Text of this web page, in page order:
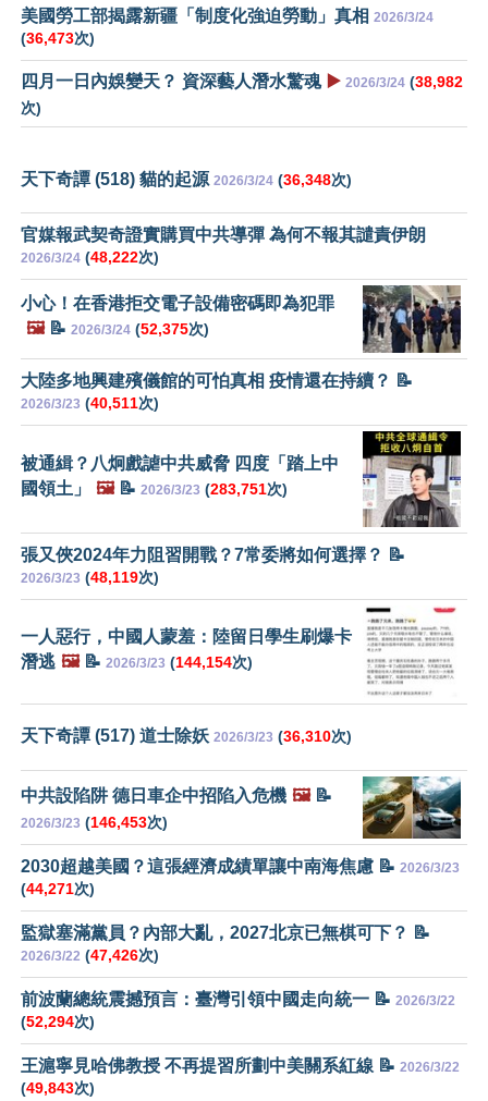
美國勞工部揭露新疆「制度化強迫勞動」真相 2026/3/24
(36,473次)
四月一日內娛變天？ 資深藝人潛水驚魂 ▶️ 2026/3/24 (38,982
次)
天下奇譚 (518) 貓的起源 2026/3/24 (36,348次)
官媒報武契奇證實購買中共導彈 為何不報其譴責伊朗
2026/3/24 (48,222次)
小心！在香港拒交電子設備密碼即為犯罪
🖼️📝 2026/3/24 (52,375次)
大陸多地興建殯儀館的可怕真相 疫情還在持續？ 📝
2026/3/23 (40,511次)
被通緝？八炯戲謔中共威脅 四度「踏上中
國領土」
🖼️📝 2026/3/23 (283,751次)
張又俠2024年力阻習開戰？7常委將如何選擇？ 📝
2026/3/23 (48,119次)
一人惡行，中國人蒙羞：陸留日學生刷爆卡
潛逃 🖼️📝 2026/3/23 (144,154次)
天下奇譚 (517) 道士除妖 2026/3/23 (36,310次)
中共設陷阱 德日車企中招陷入危機 🖼️📝
2026/3/23 (146,453次)
2030超越美國？這張經濟成績單讓中南海焦慮 📝 2026/3/23
(44,271次)
監獄塞滿黨員？內部大亂，2027北京已無棋可下？ 📝
2026/3/22 (47,426次)
前波蘭總統震撼預言：臺灣引領中國走向統一 📝 2026/3/22
(52,294次)
王滬寧見哈佛教授 不再提習所劃中美關系紅線 📝 2026/3/22
(49,843次)